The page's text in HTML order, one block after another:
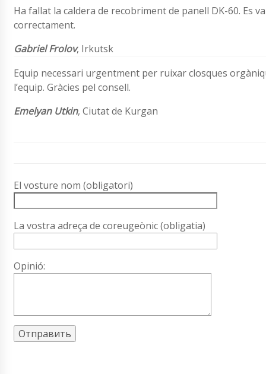
Ha fallat la caldera de recobriment de panell DK-60. Es
correctament.
Gabriel Frolov, Irkutsk
Equip necessari urgentment per ruixar closques
l’equip. Gràcies pel consell.
Emelyan Utkin, Ciutat de Kurgan
El vosture nom (obligatori)
La vostra adreça de coreugeònic (obligatia)
Opinió: